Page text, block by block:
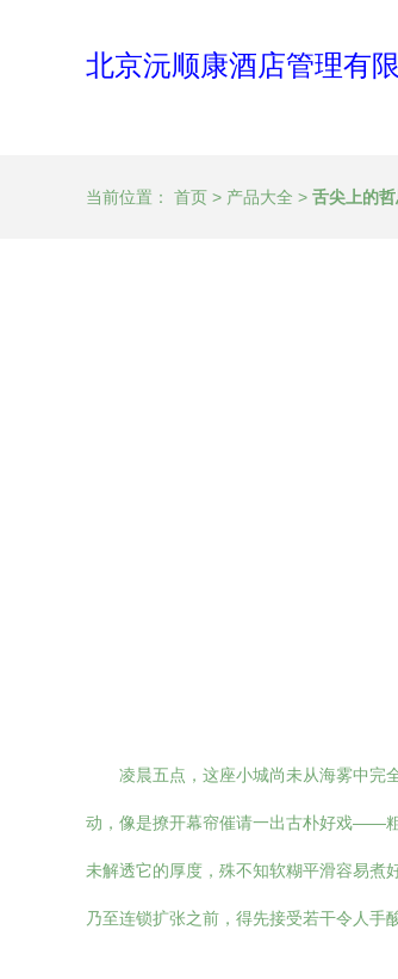
北京沅顺康酒店管理有限
当前位置： 首页 > 产品大全 > 舌尖上的
凌晨五点，这座小城尚未从海雾中完
动，像是撩开幕帘催请一出古朴好戏——
未解透它的厚度，殊不知软糊平滑容易
乃至连锁扩张之前，得先接受若干令人